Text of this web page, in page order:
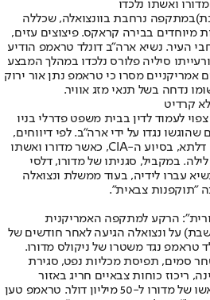
ואשתו נלכדו
במתקפה נרחבת בוונצואלה, שכללה
מיוחדים בבירה קראקס. פיצוצים עזים,
העיר. נשיא ארה"ב דונלד טראמפ הודיע
סיליה פלורס נלכדו במהלך המבצע
אמריקניים מסרו כי טראמפ נתן אור ירוק
נדחה בשל תנאי מזג אוויר.
קרדיט
לעמוד לדין בבית משפט פדרלי בניו
נגדו על ידי ארה"ב. לפי דיווחים,
הלכידה בוצעה בידי יחידת כוח דלתא, בסיוע ה-CIA, כאשר מדורו ואשתו
במקביל, סגניתו של מדורו, דלסי
עברו לידיה, בעוד ממשלת ונצואלה
"תוקפנות צבאית".
הרקע למתקפה האמריקנית
על ונצואלה הגיעה לאחר חודשים של
טראמפ נגד משטרו של ניקולס מדורו.
סמים, תפיסת מכליות נפט, סגירת
ריכוז כוחות צבאיים חריג באזור
הקריביים והכפלת הפרס על ראשו של מדורו ל-50 מיליון דולר. טראמפ טען